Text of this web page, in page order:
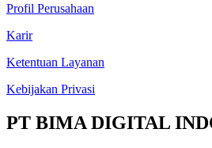
Profil Perusahaan
Karir
Ketentuan Layanan
Kebijakan Privasi
PT BIMA DIGITAL